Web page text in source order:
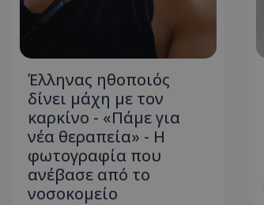
Έλληνας ηθοποιός
δίνει μάχη με τον
καρκίνο - «Πάμε για
νέα θεραπεία» - Η
φωτογραφία που
ανέβασε από το
νοσοκομείο